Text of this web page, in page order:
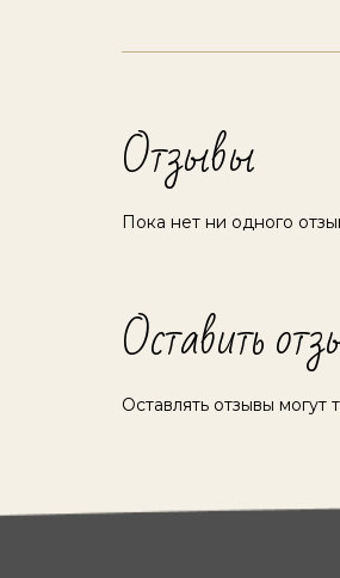
Отзывы
Пока нет ни одного
Оставить
Оставлять отзывы могут